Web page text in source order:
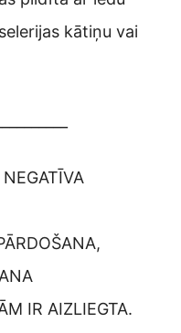
kātiņu vai
IR AIZLIEGTA.